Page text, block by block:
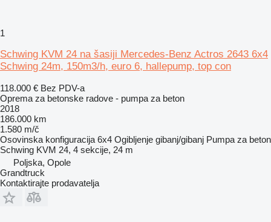
1
Schwing KVM 24 na šasiji Mercedes-Benz Actros 2643 6x4
Schwing 24m, 150m3/h, euro 6, hallepump, top con
118.000 € Bez PDV-a
Oprema za betonske radove - pumpa za beton
2018
186.000 km
1.580 m/č
Osovinska konfiguracija 6x4 Ogibljenje gibanj/gibanj Pumpa za beton
Schwing KVM 24, 4 sekcije, 24 m
Poljska, Opole
Grandtruck
Kontaktirajte prodavatelja